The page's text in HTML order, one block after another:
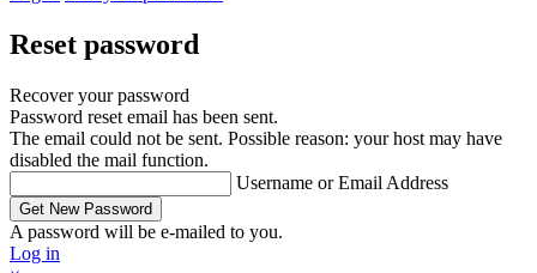
Reset password
Recover your password
Password reset email has been sent.
The email could not be sent. Possible reason: your host may have
disabled the mail function.
Username or Email Address
A password will be e-mailed to you.
Log in